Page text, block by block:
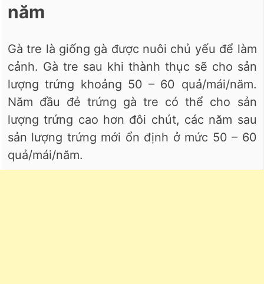
năm
Gà tre là giống gà được nuôi chủ yếu để làm
cảnh. Gà tre sau khi thành thục sẽ cho sản
lượng trứng khoảng 50 – 60 quả/mái/năm.
Năm đầu đẻ trứng gà tre có thể cho sản
lượng trứng cao hơn đôi chút, các năm sau
sản lượng trứng mới ổn định ở mức 50 – 60
quả/mái/năm.